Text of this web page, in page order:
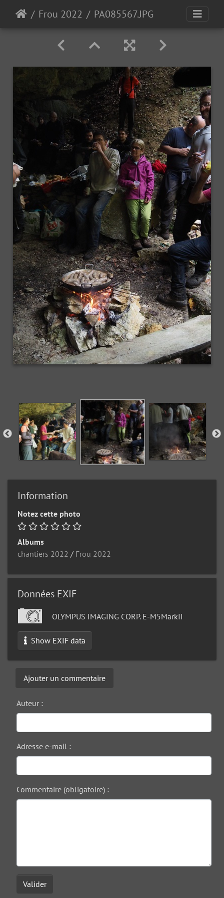
Frou 2022 PA085567.JPG
Information
Notez cette photo
Albums
chantiers 2022 / Frou 2022
Données EXIF
OLYMPUS IMAGING CORP. E-M5MarkII
Show EXIF data
Ajouter un commentaire
Auteur :
Adresse e-mail :
Commentaire (obligatoire) :
Valider